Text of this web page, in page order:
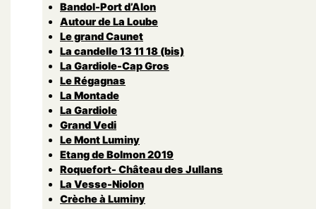
Bandol-Port d’Alon
Autour de La Loube
Le grand Caunet
La candelle 13 11 18 (bis)
La Gardiole-Cap Gros
Le Régagnas
La Montade
La Gardiole
Grand Vedi
Le Mont Luminy
Etang de Bolmon 2019
Roquefort- Château des Jullans
La Vesse-Niolon
Crèche à Luminy